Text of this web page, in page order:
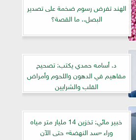
الهند تفرض رسوم ضخمة على تصدير
البصل.. ما القصة؟
د. أسامه حمدي يكتب: تصحيح
مفاهيم في الدهون واللحوم وأمراض
القلب والشرايين
خبير مائي: تخزين 14 مليار متر مياه
وراء «سد النهضة» حتى الآن